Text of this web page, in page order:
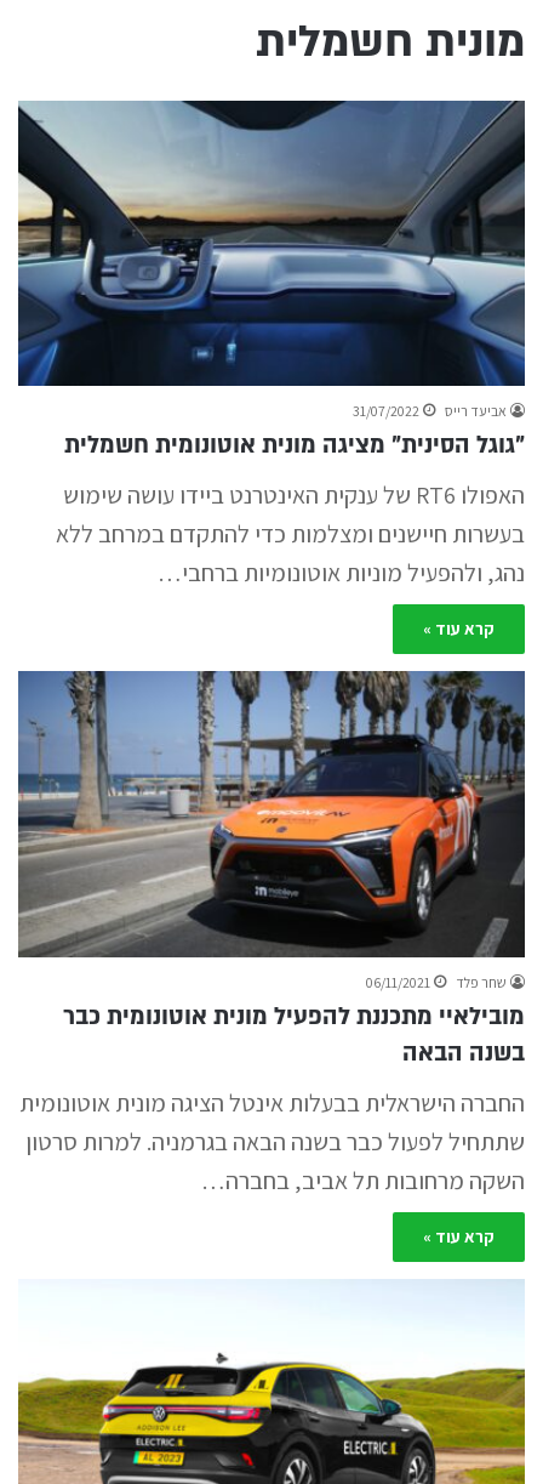
מונית חשמלית
אביעד רייס 31/07/2022
"גוגל הסינית" מציגה מונית אוטונומית חשמלית
האפולו RT6 של ענקית האינטרנט ביידו עושה שימוש
בעשרות חיישנים ומצלמות כדי להתקדם במרחב ללא
נהג, ולהפעיל מוניות אוטונומיות ברחבי…
קרא עוד »
שחר פלד 06/11/2021
מובילאיי מתכננת להפעיל מונית אוטונומית כבר
בשנה הבאה
החברה הישראלית בבעלות אינטל הציגה מונית אוטונומית
שתתחיל לפעול כבר בשנה הבאה בגרמניה. למרות סרטון
השקה מרחובות תל אביב, בחברה…
קרא עוד »